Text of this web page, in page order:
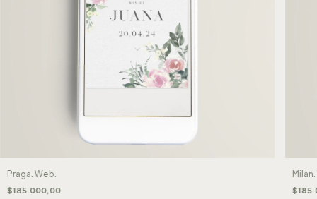
Praga. Web.
$185.000,00